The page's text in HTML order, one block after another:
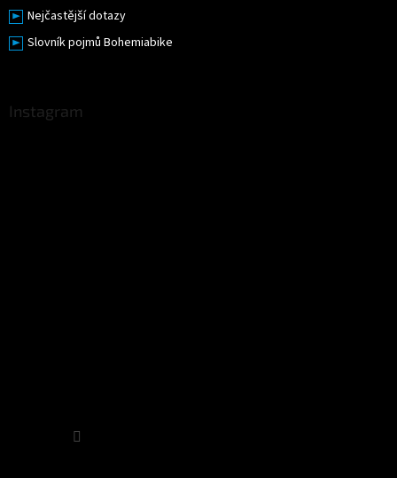
Nejčastější dotazy
Slovník pojmů Bohemiabike
Instagram